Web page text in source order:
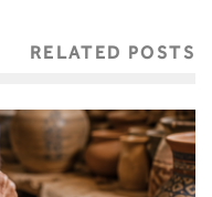
RELATED POSTS